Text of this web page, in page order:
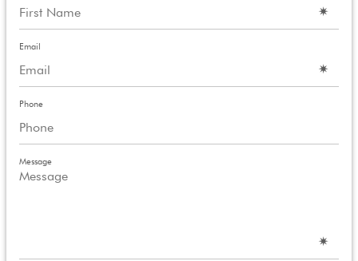
Email
Phone
Message